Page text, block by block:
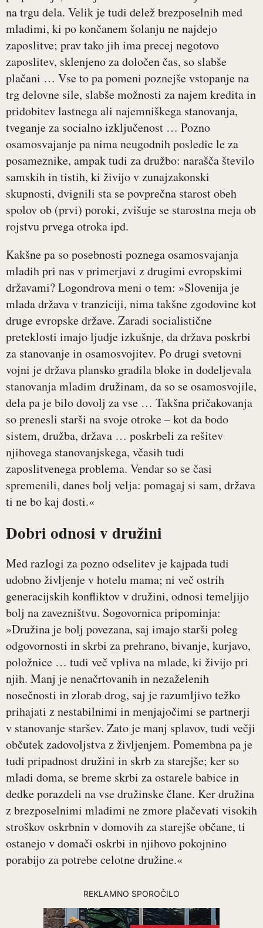
na trgu dela. Velik je tudi delež brezposelnih med
mladimi, ki po končanem šolanju ne najdejo
zaposlitve; prav tako jih ima precej negotovo
zaposlitev, sklenjeno za določen čas, so slabše
plačani … Vse to pa pomeni poznejše vstopanje na
trg delovne sile, slabše možnosti za najem kredita in
pridobitev lastnega ali najemniškega stanovanja,
tveganje za socialno izključenost … Pozno
osamosvajanje pa nima neugodnih posledic le za
posameznike, ampak tudi za družbo: narašča število
samskih in tistih, ki živijo v zunajzakonski
skupnosti, dvignili sta se povprečna starost obeh
spolov ob (prvi) poroki, zvišuje se starostna meja ob
rojstvu prvega otroka ipd.
Kakšne pa so posebnosti poznega osamosvajanja
mladih pri nas v primerjavi z drugimi evropskimi
državami? Logondrova meni o tem: »Slovenija je
mlada država v tranziciji, nima takšne zgodovine kot
druge evropske države. Zaradi socialistične
preteklosti imajo ljudje izkušnje, da država poskrbi
za stanovanje in osamosvojitev. Po drugi svetovni
vojni je država plansko gradila bloke in dodeljevala
stanovanja mladim družinam, da so se osamosvojile,
dela pa je bilo dovolj za vse … Takšna pričakovanja
so prenesli starši na svoje otroke – kot da bodo
sistem, družba, država … poskrbeli za rešitev
njihovega stanovanjskega, včasih tudi
zaposlitvenega problema. Vendar so se časi
spremenili, danes bolj velja: pomagaj si sam, država
ti ne bo kaj dosti.«
Dobri odnosi v družini
Med razlogi za pozno odselitev je kajpada tudi
udobno življenje v hotelu mama; ni več ostrih
generacijskih konfliktov v družini, odnosi temeljijo
bolj na zavezništvu. Sogovornica pripominja:
»Družina je bolj povezana, saj imajo starši poleg
odgovornosti in skrbi za prehrano, bivanje, kurjavo,
položnice … tudi več vpliva na mlade, ki živijo pri
njih. Manj je nenačrtovanih in nezaželenih
nosečnosti in zlorab drog, saj je razumljivo težko
prihajati z nestabilnimi in menjajočimi se partnerji
v stanovanje staršev. Zato je manj splavov, tudi večji
občutek zadovoljstva z življenjem. Pomembna pa je
tudi pripadnost družini in skrb za starejše; ker so
mladi doma, se breme skrbi za ostarele babice in
dedke porazdeli na vse družinske člane. Ker družina
z brezposelnimi mladimi ne zmore plačevati visokih
stroškov oskrbnin v domovih za starejše občane, ti
ostanejo v domači oskrbi in njihovo pokojnino
porabijo za potrebe celotne družine.«
REKLAMNO SPOROČILO